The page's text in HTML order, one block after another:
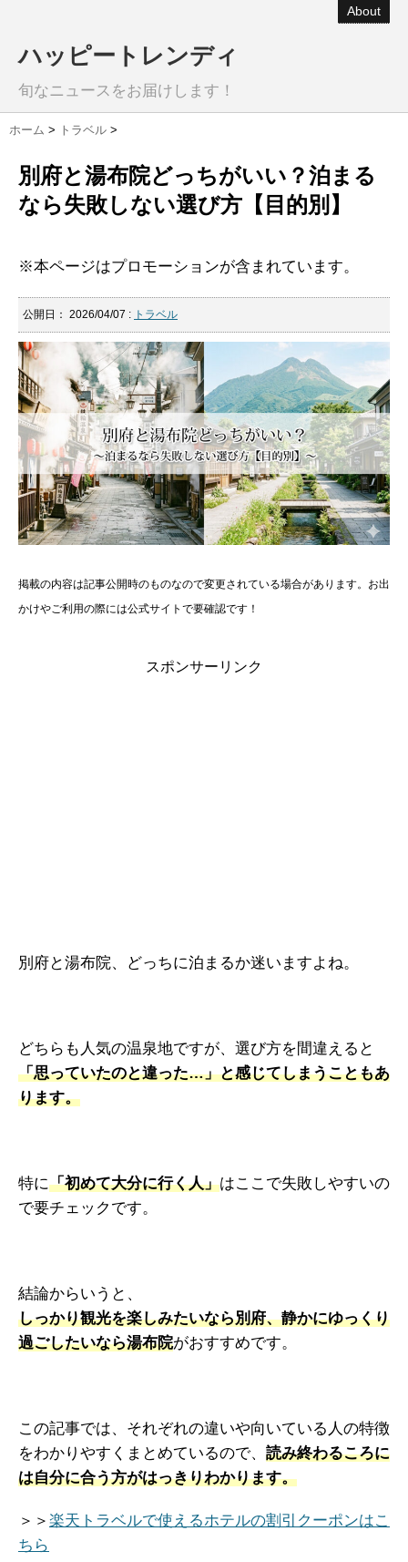
About
ハッピートレンディ
旬なニュースをお届けします！
ホーム > トラベル >
別府と湯布院どっちがいい？泊まる
なら失敗しない選び方【目的別】
※本ページはプロモーションが含まれています。
公開日： 2026/04/07 : トラベル
掲載の内容は記事公開時のものなので変更されている場合があります。お出
かけやご利用の際には公式サイトで要確認です！
スポンサーリンク
別府と湯布院、どっちに泊まるか迷いますよね。
どちらも人気の温泉地ですが、選び方を間違えると
「思っていたのと違った…」と感じてしまうこともあ
ります。
特に「初めて大分に行く人」はここで失敗しやすいの
で要チェックです。
結論からいうと、
しっかり観光を楽しみたいなら別府、静かにゆっくり
過ごしたいなら湯布院がおすすめです。
この記事では、それぞれの違いや向いている人の特徴
をわかりやすくまとめているので、 読み終わるころに
は自分に合う方がはっきりわかります。
＞＞ 楽天トラベルで使えるホテルの割引クーポンはこ
ちら